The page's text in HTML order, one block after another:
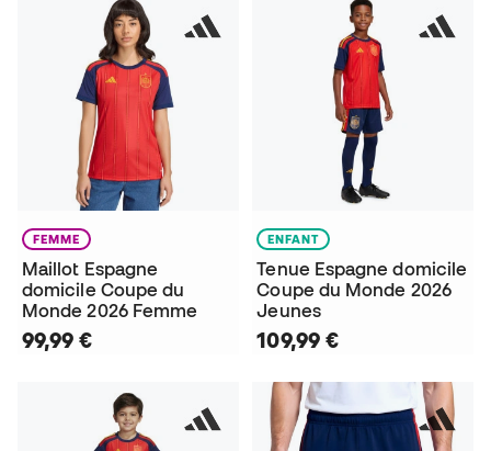
FEMME
Maillot Espagne
domicile Coupe du
Monde 2026 Femme
99,99 €
ENFANT
Tenue Espagne domicile
Coupe du Monde 2026
Jeunes
109,99 €